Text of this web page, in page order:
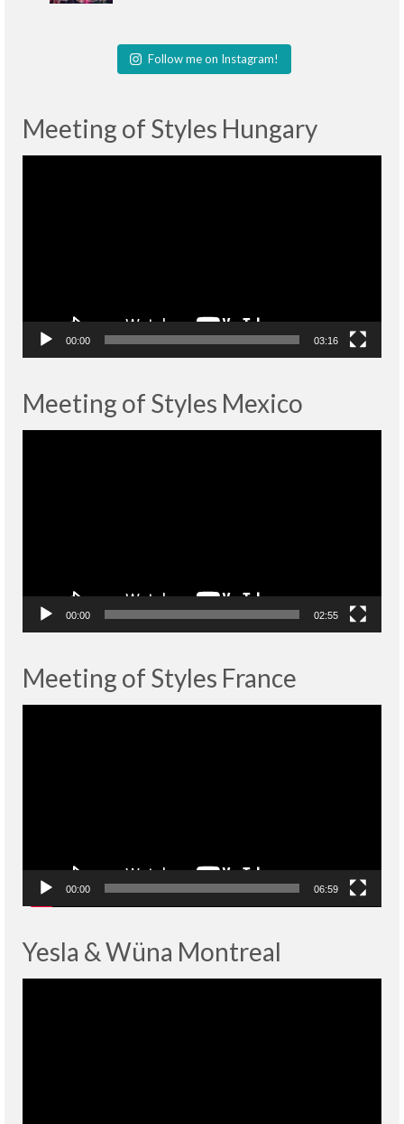
Follow me on Instagram!
Meeting of Styles Hungary
00:00 03:16
Meeting of Styles Mexico
00:00 02:55
Meeting of Styles France
00:00 06:59
Yesla & Wüna Montreal